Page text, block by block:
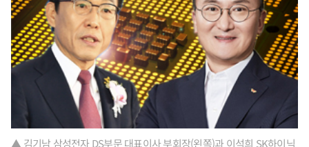
▲ 김기남 삼성전자 DS부문 대표이사 부회장(왼쪽)과 이석희 SK하이닉